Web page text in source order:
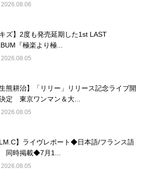
2026.08.06
キズ】2度も発売延期した1st LAST
『極楽より極...
2026.08.05
生熊耕治】「リリー」リリース記念ライブ開
定 東京ワンマン＆大...
2026.08.05
LM.C】ライヴレポート◆日本語/フランス語
同時掲載◆7月1...
2026.08.05